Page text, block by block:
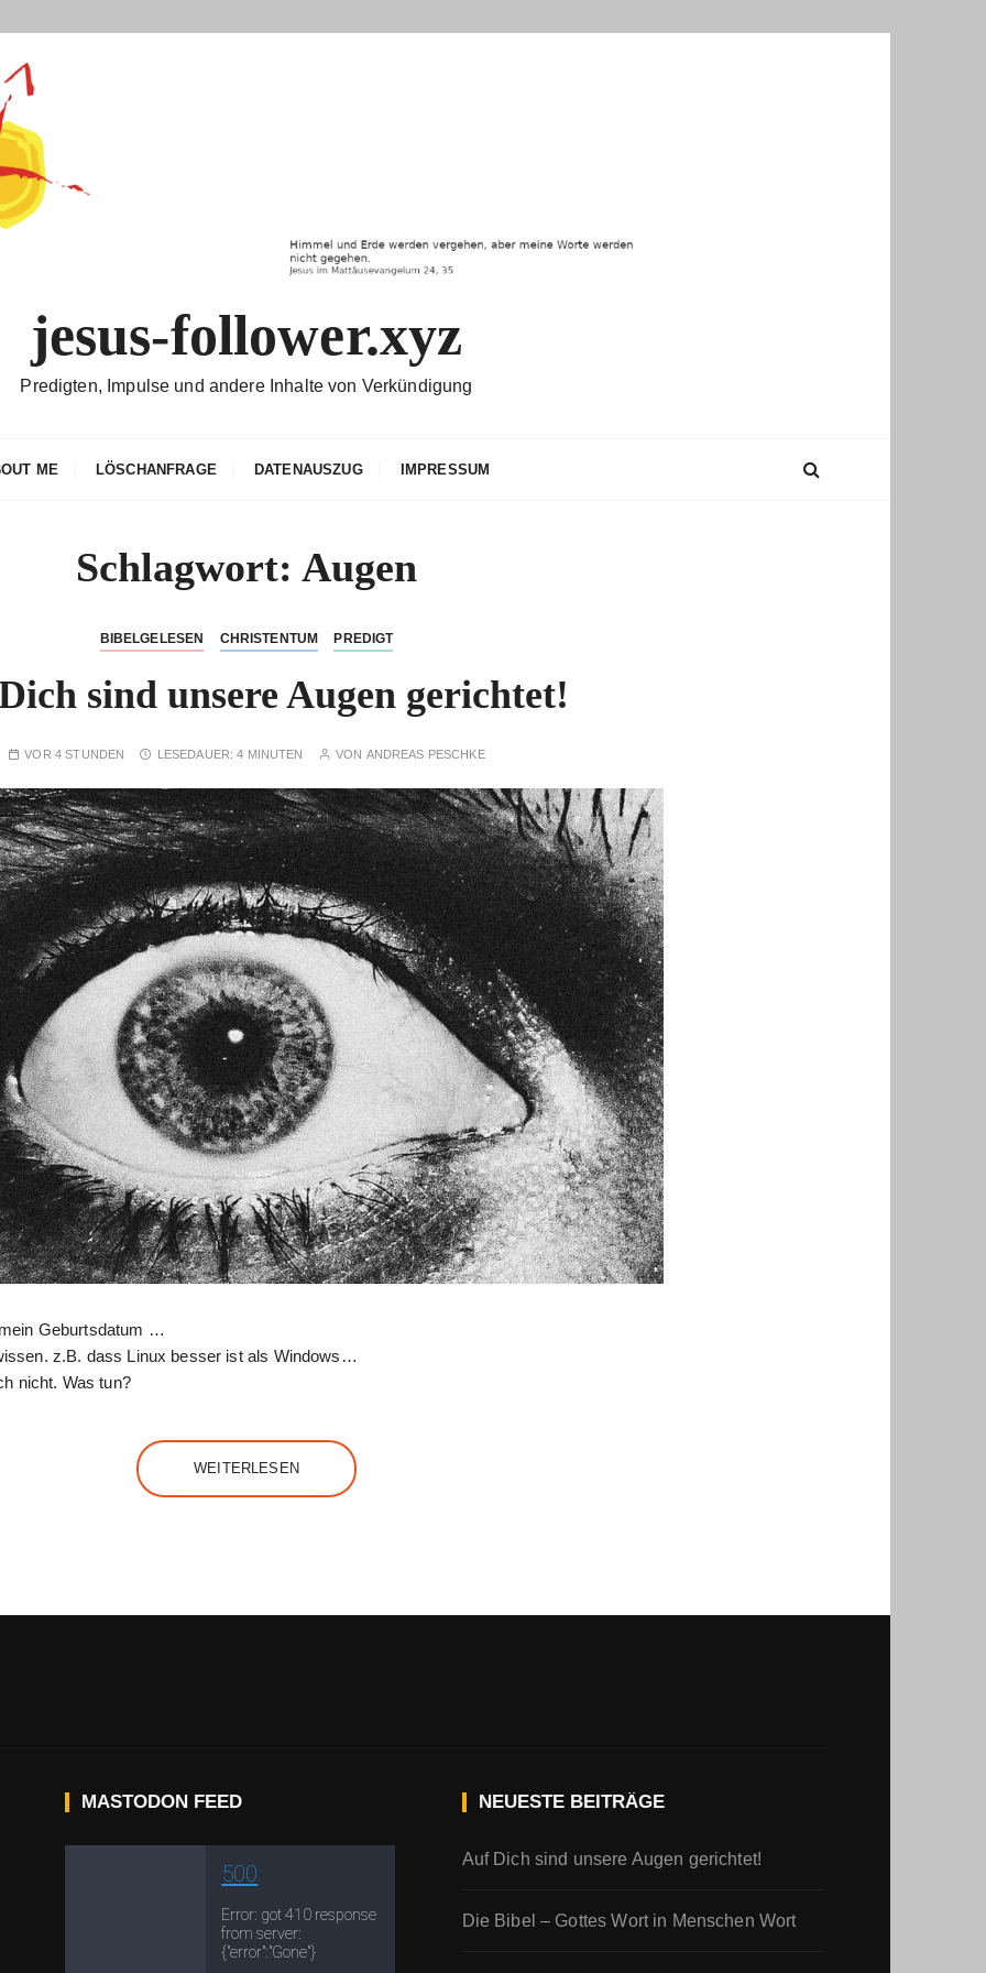
jesus-follower.xyz
Predigten, Impulse und andere Inhalte von Verkündigung
ME LÖSCHANFRAGE DATENAUSZUG IMPRESSUM
Schlagwort: Augen
BIBELGELESEN CHRISTENTUM PREDIGT
sind unsere Augen gerichtet!
VOR 4 STUNDEN LESEDAUER:4 MINUTEN VON ANDREAS PESCHKE
Geburtsdatum …
z.B. dass Linux besser ist als Windows…
nicht. Was tun?
WEITERLESEN
MASTODON FEED NEUESTE BEITRÄGE
Auf Dich sind unsere Augen gerichtet!
Die Bibel – Gottes Wort in Menschen Wort